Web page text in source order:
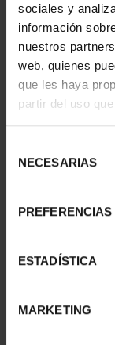
sociales y
información
nuestros
web, quienes
que les haya
partir del uso
NECESARIAS
PREFERENCIAS
ESTADÍSTICA
MARKETING
CIUDADES
II -
73,00 €